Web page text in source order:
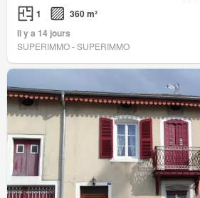
1
360 m²
Il y a 14 jours
SUPERIMMO - SUPERIMMO